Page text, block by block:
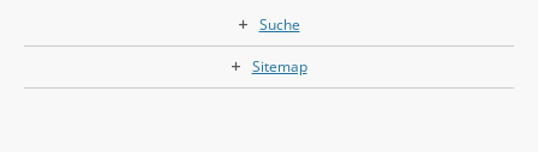
Suche
Sitemap